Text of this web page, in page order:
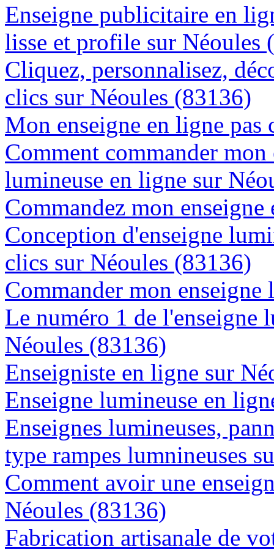
Enseigne publicitaire en
lisse et profile sur Néoules
Cliquez, personnalisez,
clics sur Néoules (83136)
Mon enseigne en ligne pas
Comment commander
lumineuse en ligne sur
Commandez mon
Conception d'enseigne
clics sur Néoules (83136)
Commander mon
Le numéro 1 de l'enseigne
Néoules (83136)
Enseigniste en ligne sur
Enseigne lumineuse en
Enseignes lumineuses,
type rampes lumnineuses
Comment avoir une
Néoules (83136)
Fabrication artisanale de